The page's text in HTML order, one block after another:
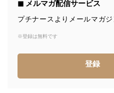
当社は、個人情報の取得・
達成に必要な範囲内で適法
個人情報は、同意を得ずに
供・開示は行いません。当
◼︎ メルマガ配信サービス
プチナースよりメールマガジ
※登録は無料です
登録